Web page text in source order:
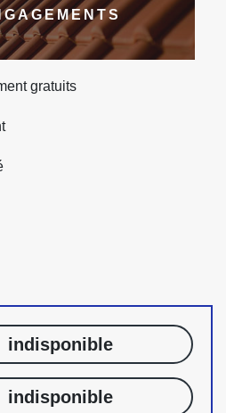
gratuits
indisponible
indisponible